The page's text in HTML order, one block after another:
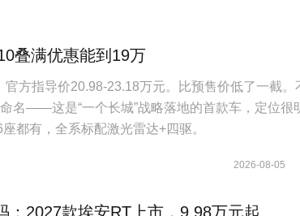
叠满优惠能到19万
方指导价20.98-23.18万元。比预售价低了一截。
名——这是“一个长城”战略落地的首款车，定位很
都有，全系标配激光雷达+四驱。
2026-08-05
：2027款埃安RT上市，9.98万元起